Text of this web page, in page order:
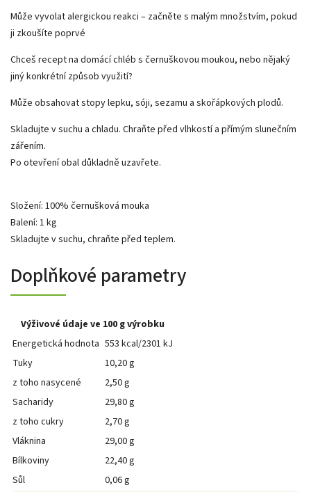
Může vyvolat alergickou reakci – začněte s malým množstvím, pokud
ji zkoušíte poprvé
Chceš recept na domácí chléb s černuškovou moukou, nebo nějaký
jiný konkrétní způsob využití?
Může obsahovat stopy lepku, sóji, sezamu a skořápkových plodů.
Skladujte v suchu a chladu. Chraňte před vlhkostí a přímým slunečním
zářením.
Po otevření obal důkladně uzavřete.
Složení: 100% černušková mouka
Balení: 1 kg
Skladujte v suchu, chraňte před teplem.
Doplňkové parametry
Výživové údaje ve 100 g výrobku
Energetická hodnota 553 kcal/2301 kJ
Tuky
10,20 g
z toho nasycené
2,50 g
Sacharidy
29,80 g
z toho cukry
2,70 g
Vláknina
29,00 g
Bílkoviny
22,40 g
Sůl
0,06 g